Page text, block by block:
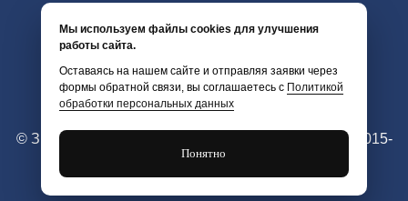
info@zg62.ru
© Змей Горыныч. Все права защищены. г. Рязань 2015-
2026 г.
Мы используем файлы cookies для улучшения
работы сайта.
Оставаясь на нашем сайте и отправляя заявки через
формы обратной связи, вы соглашаетесь с Политикой
обработки персональных данных
Понятно